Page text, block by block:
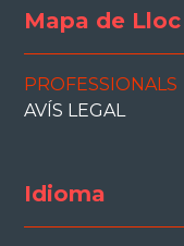
Mapa de Lloc
PROFESSIONALS
AVÍS LEGAL
Idioma